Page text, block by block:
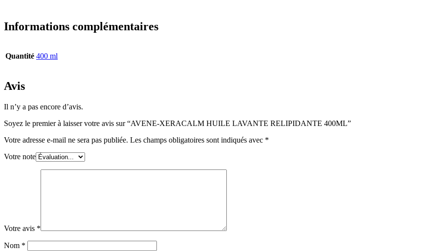
Informations complémentaires
Quantité 400 ml
Avis
Il n’y a pas encore d’avis.
Soyez le premier à laisser votre avis sur “AVENE-XERACALM HUILE LAVANTE RELIPIDANTE 400ML”
Votre adresse e-mail ne sera pas publiée. Les champs obligatoires sont indiqués avec *
Votre note
Votre avis *
Nom *